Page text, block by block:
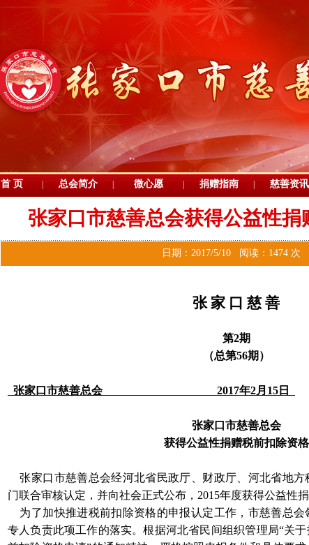
首 页 总会简介 微心愿 捐赠指南 慈善资讯
张家口市慈善总会获得公益性捐
日期：2017/5/10 阅读：1474 次
张 家 口 慈 善
第2期
（总第56期）
张家口市慈善总会 2017年2月 15 日
张家口市慈善总会
获得公益性捐赠税前扣除资格
张家口市慈善总会经河北省民政厅、财政厅、河北省地方
门联合审核认定，并向社会正式公布， 2015年度获得公益性
为了加快推进税前扣除资格的申报认定工作，市慈善总
专人负责此项工作的落实。根据河北省民间组织管理局“关